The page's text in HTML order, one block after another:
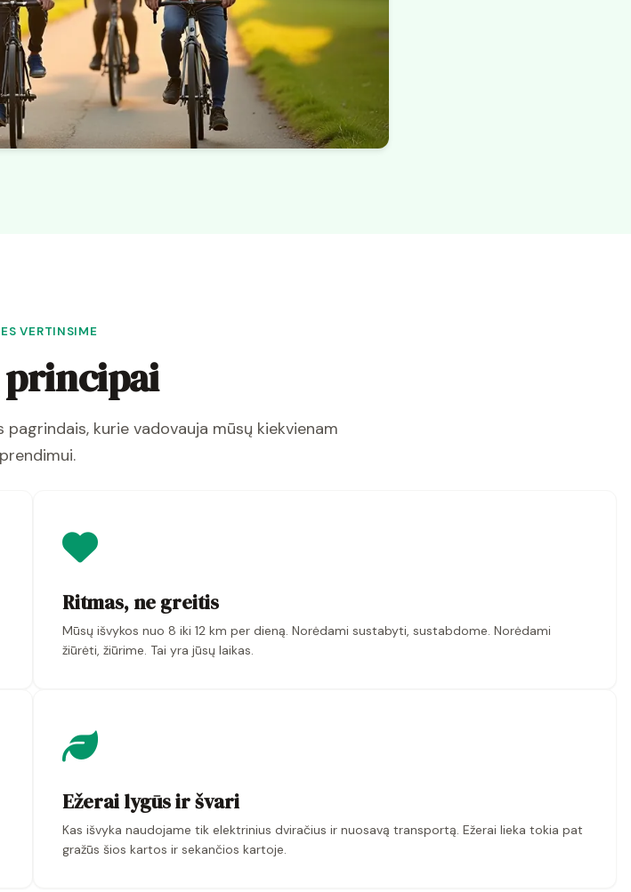
VERTINSIME
principai
kurie vadovauja mūsų kiekvienam
Ritmas, ne greitis
Mūsų išvykos nuo 8 iki 12 km per dieną. Norėdami sustabyti, sustabdome. Norėdami
žiūrėti, žiūrime. Tai yra jūsų laikas.
Ežerai lygūs ir švari
Kas išvyka naudojame tik elektrinius dviračius ir nuosavą transportą. Ežerai lieka tokia pat
gražūs šios kartos ir sekančios kartoje.